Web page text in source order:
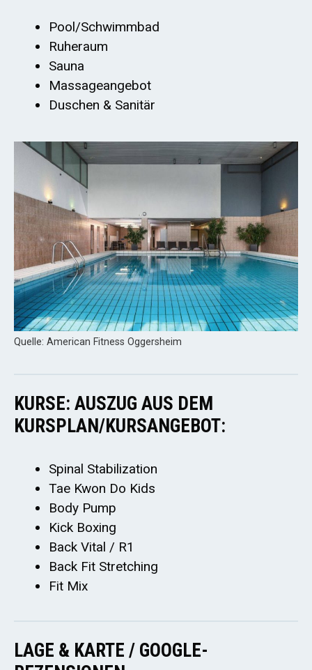
Pool/Schwimmbad
Ruheraum
Sauna
Massageangebot
Duschen & Sanitär
Quelle: American Fitness Oggersheim
KURSE: AUSZUG AUS DEM
KURSPLAN/KURSANGEBOT:
Spinal Stabilization
Tae Kwon Do Kids
Body Pump
Kick Boxing
Back Vital / R1
Back Fit Stretching
Fit Mix
LAGE & KARTE / GOOGLE-